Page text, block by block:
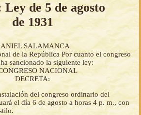
de 5 de agosto
de 1931
SALAMANCA
de la República Por cuanto el congreso
sancionado la siguiente ley:
NACIONAL
DECRETA:
del congreso ordinario del
el día 6 de agosto a horas 4 p. m., con